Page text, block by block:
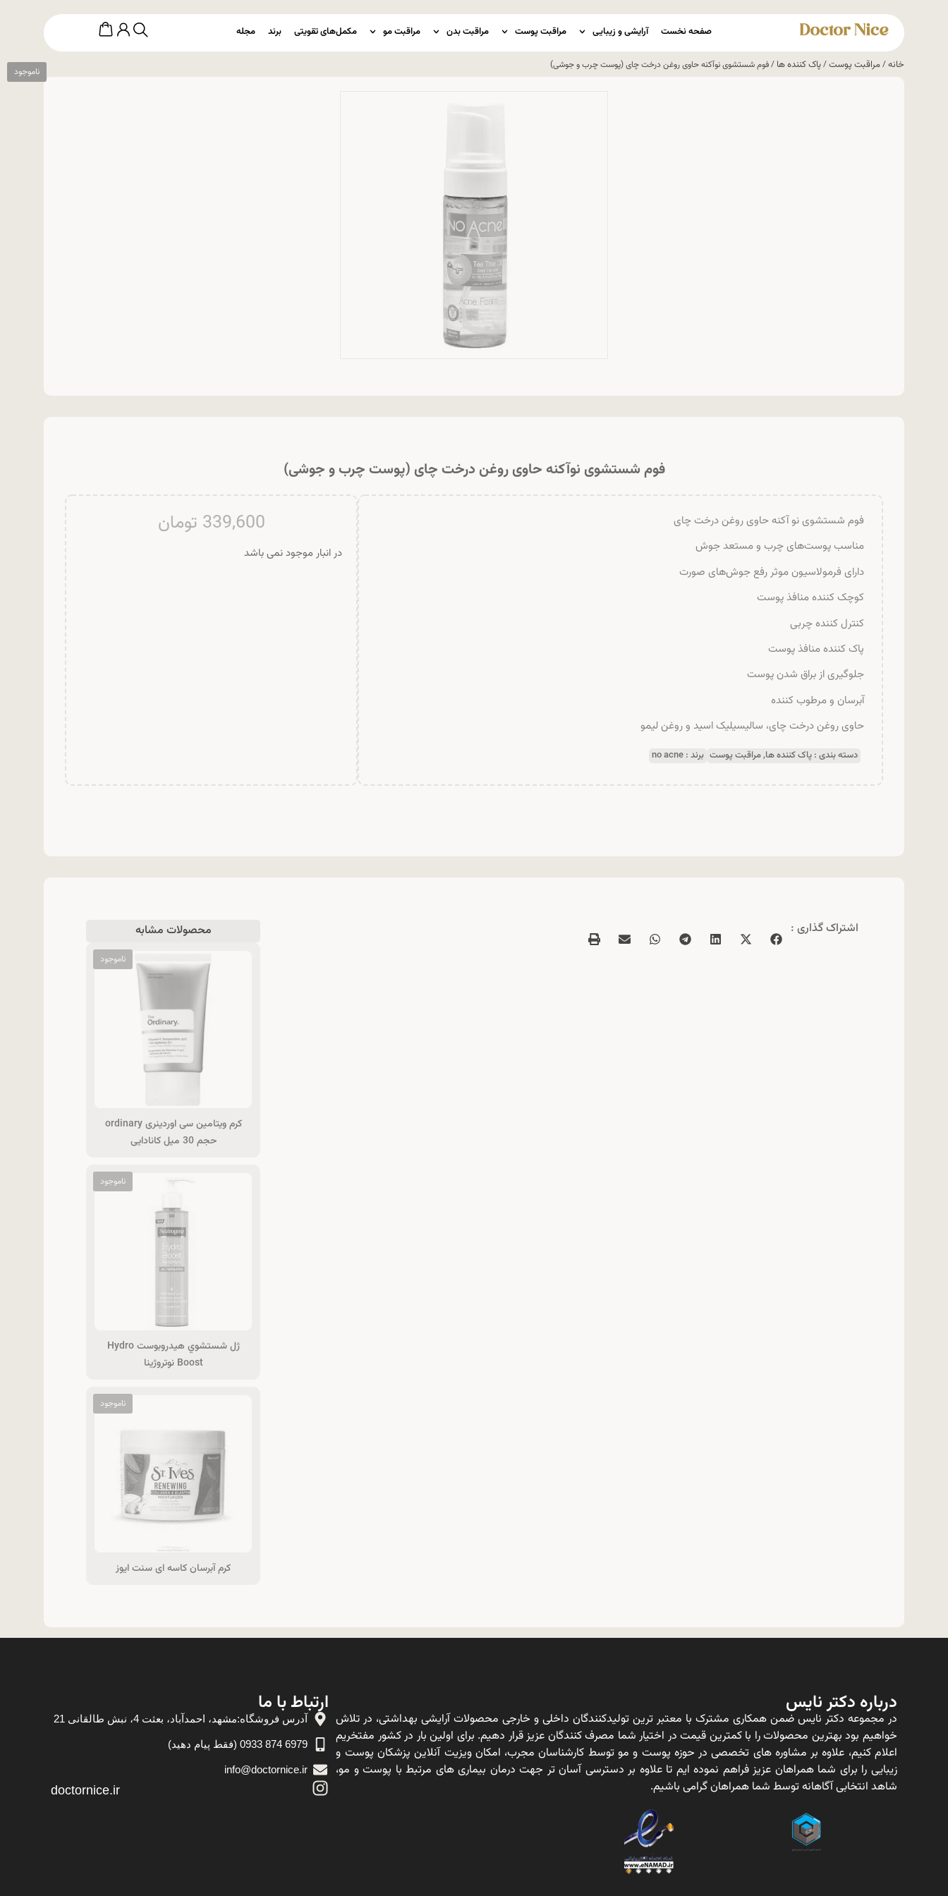
صفحه نخست آرایشی و زیبایی مراقبت پوست مراقبت بدن مراقبت مو مکمل‌های تقویتی برند مجله
خانه/مراقبت پوست/پاک کننده ها / فوم شستشوی نوآکنه حاوی روغن درخت چای (پوست چرب و جوشی)
فوم شستشوی نوآکنه حاوی روغن درخت چای (پوست چرب و جوشی)
فوم شستشوی نو آکنه حاوی روغن درخت چای
مناسب پوست‌های چرب و مستعد جوش
دارای فرمولاسیون موثر رفع جوش‌های صورت
کوچک کننده منافذ پوست
کنترل کننده چربی
پاک کننده منافذ پوست
جلوگیری از براق شدن پوست
آبرسان و مرطوب کننده
حاوی روغن درخت چای، سالیسیلیک اسید و روغن لیمو
دسته بندی : پاک کننده ها,مراقبت پوست برند : no acne
339,600 تومان
در انبار موجود نمی باشد
اشتراک گذاری : محصولات مشابه
کرم ویتامین سی اوردینری ordinary
حجم 30 میل کانادایی
ژل شستشوي هیدروبوست Hydro
Boost نوتروژینا
کرم آبرسان کاسه ای سنت ایوز
درباره دکتر نایس
در مجموعه دکتر نایس ضمن همکاری مشترک با معتبر ترین تولیدکنندگان داخلی و خارجی محصولات آرایشی بهداشتی، در تلاش
خواهیم بود بهترین محصولات را با کمترین قیمت در اختیار شما مصرف کنندگان عزیز قرار دهیم. برای اولین بار در کشور مفتخریم
اعلام کنیم، علاوه بر مشاوره های تخصصی در حوزه پوست و مو توسط کارشناسان مجرب، امکان ویزیت آنلاین پزشکان پوست و
زیبایی را برای شما همراهان عزیز فراهم نموده ایم تا علاوه بر دسترسی آسان تر جهت درمان بیماری های مرتبط با پوست و مو،
شاهد انتخابی آگاهانه توسط شما همراهان گرامی باشیم.
ارتباط با ما
آدرس فروشگاه:مشهد، احمدآباد، بعثت 4، نبش طالقانی 21
6979 874 0933 (فقط پیام دهید)
info@doctornice.ir
doctornice.ir